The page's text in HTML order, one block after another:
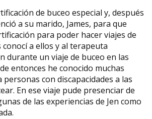
de buceo especial y, después
a su marido, James, para que
para poder hacer viajes de
a ellos y al terapeuta
durante un viaje de buceo en las
entonces he conocido muchas
con discapacidades a las
En ese viaje pude presenciar de
de las experiencias de Jen como